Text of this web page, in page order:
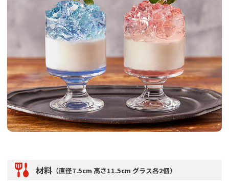
材料 （直径7.5cm 高さ11.5cm グラス各2個）